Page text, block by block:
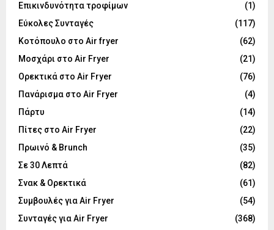
Επικινδυνότητα τροφίμων
(1)
Εύκολες Συνταγές
(117)
Κοτόπουλο στο Air fryer
(62)
Μοσχάρι στο Air Fryer
(21)
Ορεκτικά στο Air Fryer
(76)
Πανάρισμα στο Air Fryer
(4)
Πάρτυ
(14)
Πίτες στο Air Fryer
(22)
Πρωινό & Brunch
(35)
Σε 30 Λεπτά
(82)
Σνακ & Ορεκτικά
(61)
Συμβουλές για Air Fryer
(54)
Συνταγές για Air Fryer
(368)